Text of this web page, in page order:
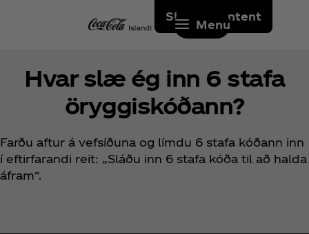
Skip to content
Menu
Hvar slæ ég inn 6 stafa
öryggiskóðann?
Farðu aftur á vefsíðuna og límdu 6 stafa kóðann inn
í eftirfarandi reit: „Sláðu inn 6 stafa kóða til að halda
áfram“.